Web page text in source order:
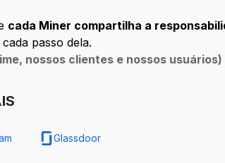
cada Miner compartilha a
passo dela.
nossos clientes e nossos
Glassdoor